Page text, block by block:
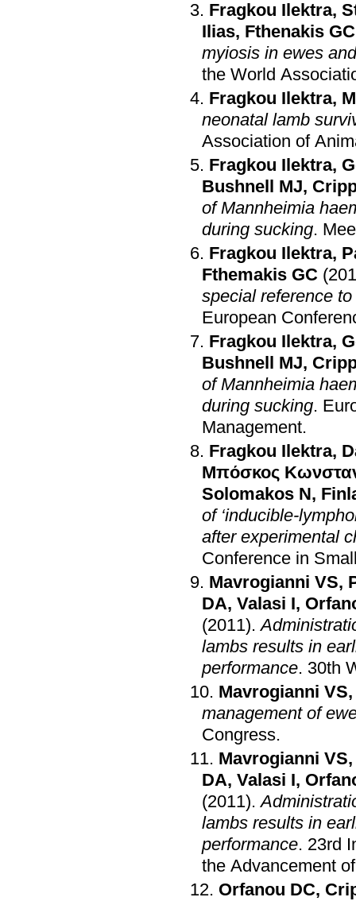
Fragkou Ilektra,
Ilias, Fthenakis GC
myiosis in ewes
the World
Fragkou Ilektra,
neonatal lamb
Association of
Fragkou Ilektra,
Bushnell MJ,
of Mannheimia
during sucking.
Fragkou Ilektra,
Fthemakis GC
special reference
European
Fragkou Ilektra,
Bushnell MJ,
of Mannheimia
during sucking.
Management.
Fragkou Ilektra,
Μπόσκος
Solomakos N,
of ‘inducible-
after experimental
Conference in
Mavrogianni VS,
DA, Valasi I,
(2011).
lambs results in
performance. 30th
Mavrogianni VS
management of
Congress.
Mavrogianni VS
DA, Valasi I,
(2011).
lambs results in
performance. 23rd
the Advancement
Orfanou DC,